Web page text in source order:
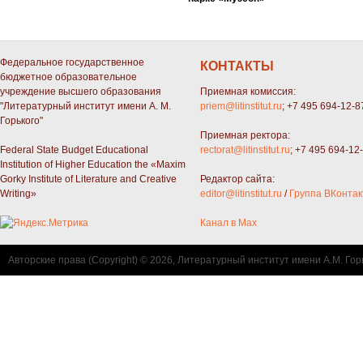
Федеральное государственное
бюджетное образовательное
учреждение высшего образования
"Литературный институт имени А. М.
Горького"
Federal State Budget Educational
Institution of Higher Education the «Maxim
Gorky Institute of Literature and Creative
Writing»
КОНТАКТЫ
Приемная комиссия:
priem@litinstitut.ru; +7 495 694-12-
Приемная ректора:
rectorat@litinstitut.ru; +7 495 694-
Редактор сайта:
editor@litinstitut.ru / Группа
Канал в Max
Авторские права (Copyright) © 2026, Литературный институт имени А.М.